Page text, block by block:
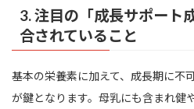
3. 注目の「成長サポート
合されていること
基本の栄養素に加えて、成長期に不
が鍵となります。母乳にも含まれ健